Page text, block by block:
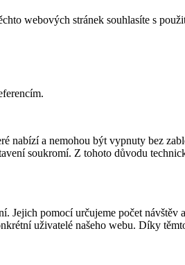
webových stránek souhlasíte s
nabízí a nemohou být vypnuty bez
soukromí. Z tohoto důvodu
pomocí určujeme počet
uživatelé našeho webu. Díky